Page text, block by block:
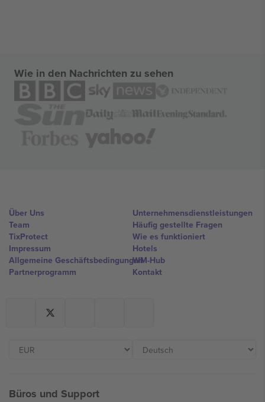
Wie in den Nachrichten zu sehen
Über Uns
Team
TixProtect
Impressum
Allgemeine Geschäftsbedingungen
Partnerprogramm
Unternehmensdienstleistungen
Häufig gestellte Fragen
Wie es funktioniert
Hotels
WM-Hub
Kontakt
Büros und Support